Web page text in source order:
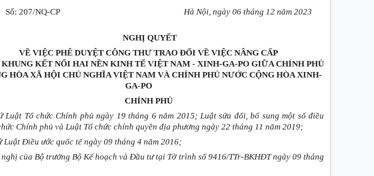
Số: 207/NQ-CP
Hà Nội, ngày 06 tháng 12 năm 2023
NGHỊ QUYẾT
VỀ VIỆC PHÊ DUYỆT CÔNG THƯ TRAO ĐỔI VỀ VIỆC NÂNG CẤP
KẾT NỐI HAI NỀN KINH TẾ VIỆT NAM - XINH-GA-PO GIỮA CHÍNH PHỦ
HÒA XÃ HỘI CHỦ NGHĨA VIỆT NAM VÀ CHÍNH PHỦ NƯỚC CỘNG HÒA XINH-
GA-PO
CHÍNH PHỦ
Luật Tổ chức Chính phủ ngày 19 tháng 6 năm 2015; Luật sửa đổi, bổ sung một số điều
Chính phủ và Luật Tổ chức chính quyền địa phương ngày 22 tháng 11 năm 2019;
Luật Điều ước quốc tế ngày 09 tháng 4 năm 2016;
nghị của Bộ trưởng Bộ Kế hoạch và Đầu tư tại Tờ trình số 9416/TTr-BKHĐT ngày 09 tháng